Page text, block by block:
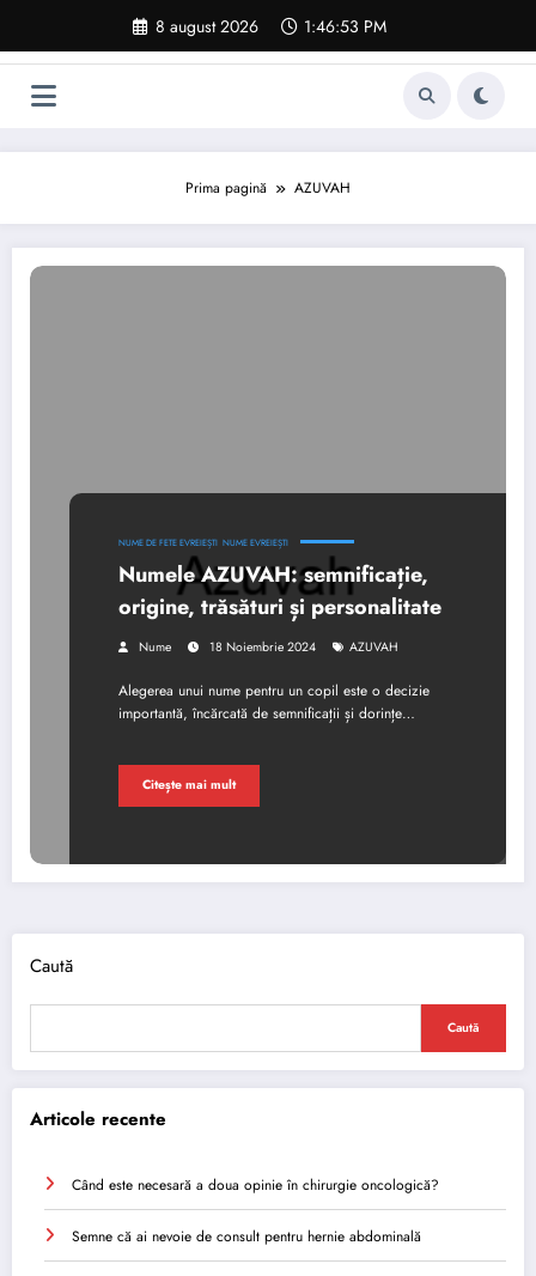
conținut
8 august 2026 1:46:54 PM
Prima pagină AZUVAH
NUME DE FETE EVREIEȘTI NUME EVREIEȘTI
Numele AZUVAH: semnificație,
origine, trăsături și personalitate
Nume 18 Noiembrie 2024 AZUVAH
Alegerea unui nume pentru un copil este o decizie
importantă, încărcată de semnificații și dorințe…
Citește mai mult
Caută
Caută
Articole recente
Când este necesară a doua opinie în chirurgie oncologică?
Semne că ai nevoie de consult pentru hernie abdominală